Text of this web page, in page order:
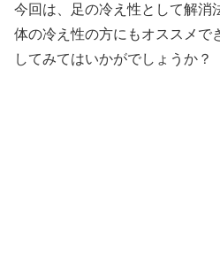
今回は、足の冷え性として解消
体の冷え性の方にもオススメで
してみてはいかがでしょうか？